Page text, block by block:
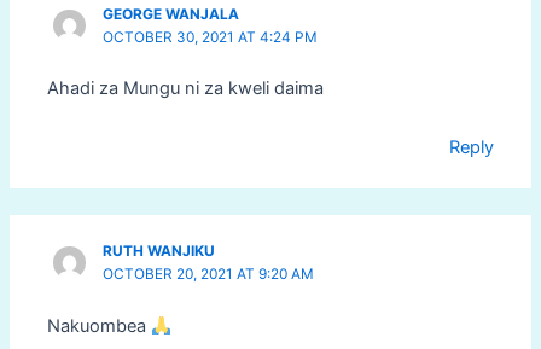
GEORGE WANJALA
OCTOBER 30, 2021 AT 4:24 PM
Ahadi za Mungu ni za kweli daima
Reply
RUTH WANJIKU
OCTOBER 20, 2021 AT 9:20 AM
Nakuombea